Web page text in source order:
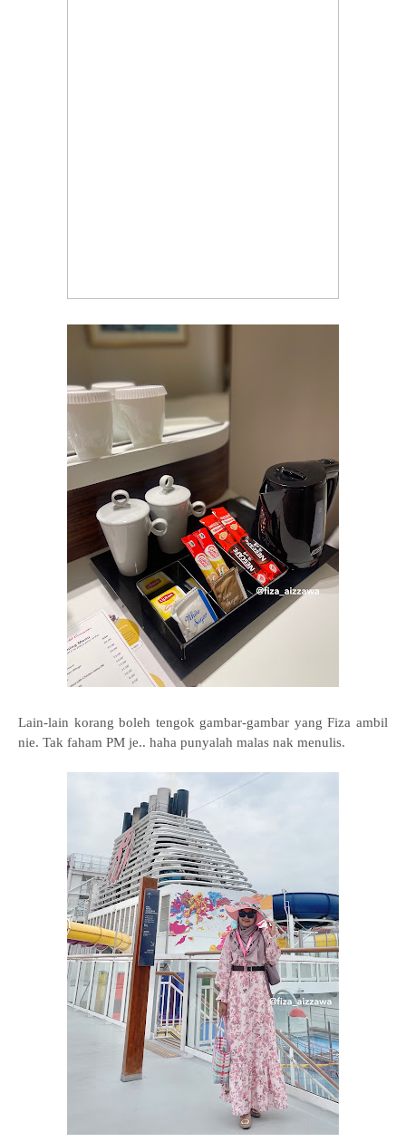
Lain-lain korang boleh tengok gambar-gambar yang Fiza ambil
nie. Tak faham PM je.. haha punyalah malas nak menulis.